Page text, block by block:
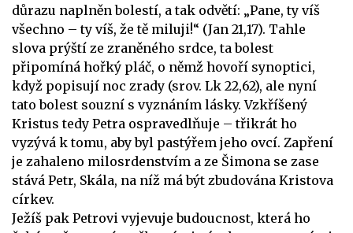
důrazu naplněn bolestí, a tak odvětí: „Pane, ty víš
všechno – ty víš, že tě miluji!“ (Jan 21,17). Tahle
slova prýští ze zraněného srdce, ta bolest
připomíná hořký pláč, o němž hovoří synoptici,
když popisují noc zrady (srov. Lk 22,62), ale nyní
tato bolest souzní s vyznáním lásky. Vzkříšený
Kristus tedy Petra ospravedlňuje – třikrát ho
vyzývá k tomu, aby byl pastýřem jeho ovcí. Zapření
je zahaleno milosrdenstvím a ze Šimona se zase
stává Petr, Skála, na níž má být zbudována Kristova
církev.
Ježíš pak Petrovi vyjevuje budoucnost, která ho